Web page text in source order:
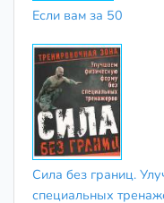
Если вам за 50
Сила без границ.
специальных